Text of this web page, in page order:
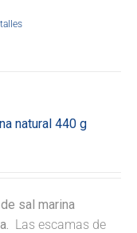
natural 440 g
sal marina
Las escamas de